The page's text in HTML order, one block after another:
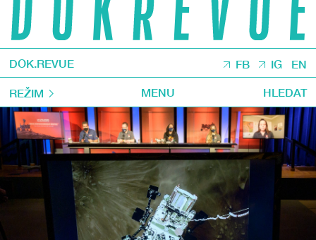
DOK.REVUE FB IG EN
REŽIM MENU HLEDAT